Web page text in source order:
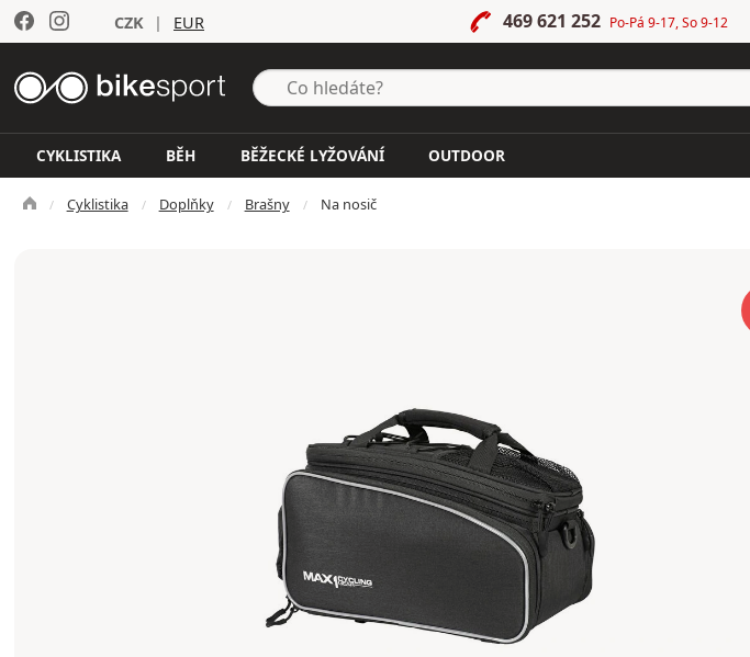
CZK | EUR 469 621 252 Po-Pá 9-17, So 9-12
CYKLISTIKA BĚH BĚŽECKÉ LYŽOVÁNÍ OUTDOOR
Cyklistika Doplňky Brašny Na nosič